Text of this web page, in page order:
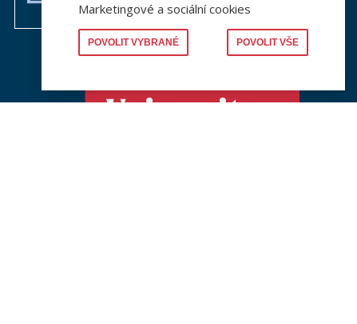
Marketingové a sociální cookies
POVOLIT VYBRANÉ POVOLIT VŠE